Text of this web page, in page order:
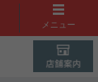
メニュー